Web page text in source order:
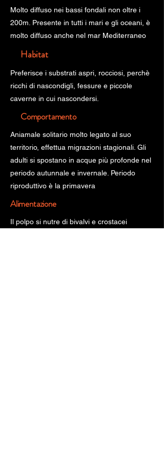
Molto diffuso nei bassi fondali non oltre i
200m. Presente in tutti i mari e gli oceani, è
molto diffuso anche nel mar Mediterraneo
Habitat
Preferisce i substrati aspri, rocciosi, perchè
ricchi di nascondigli, fessure e piccole
caverne in cui nascondersi.
Comportamento
Aniamale solitario molto legato al suo
territorio, effettua migrazioni stagionali. Gli
adulti si spostano in acque più profonde nel
periodo autunnale e invernale. Periodo
riproduttivo è la primavera
Alimentazione
Il polpo si nutre di bivalvi e crostacei